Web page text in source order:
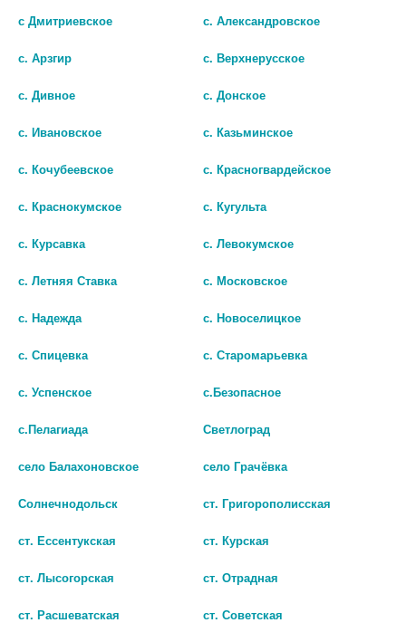
Показать все ...
Популярные в разделе
ЖЕНАЛЕ 10МГ. №1 ТАБ. /
КЛОСТИЛБЕГИТ 50МГ. №10
с Дмитриевское с. Александровское
с. Арзгир с. Верхнерусское
с. Дивное с. Донское
с. Ивановское с. Казьминское
с. Кочубеевское с. Красногвардейское
с. Краснокумское с. Кугульта
с. Курсавка с. Левокумское
с. Летняя Ставка с. Московское
с. Надежда с. Новоселицкое
с. Спицевка с. Старомарьевка
с. Успенское с.Безопасное
с.Пелагиада Светлоград
село Балахоновское село Грачёвка
Солнечнодольск ст. Григорополисская
ст. Ессентукская ст. Курская
ст. Лысогорская ст. Отрадная
ст. Расшеватская ст. Советская